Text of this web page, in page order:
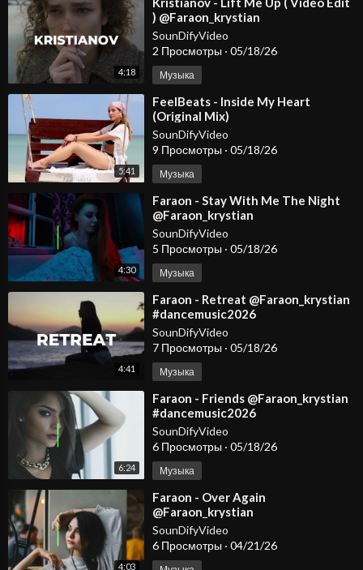
4:18
) @Faraon_krystian
@KristianovOfficial
SounDifyVideo
2 Просмотры · 05/18/26
Музыка
5:41
⁣FeelBeats - Inside My Heart
(Original Mix)
SounDifyVideo
9 Просмотры · 05/18/26
Музыка
4:30
⁣Faraon - Stay With Me The Night
@Faraon_krystian
@KristianovOfficial
SounDifyVideo
5 Просмотры · 05/18/26
Музыка
4:41
⁣Faraon - Retreat @Faraon_krystian
#dancemusic2026
#deephousemusic #spotify
#carmusic #edm
SounDifyVideo
7 Просмотры · 05/18/26
Музыка
6:24
⁣Faraon - Friends @Faraon_krystian
#dancemusic2026
#deephousemusic #spotify
#carmusic #edm
SounDifyVideo
6 Просмотры · 05/18/26
Музыка
4:03
⁣Faraon - Over Again
@Faraon_krystian
@KristianovOfficial
SounDifyVideo
6 Просмотры · 04/21/26